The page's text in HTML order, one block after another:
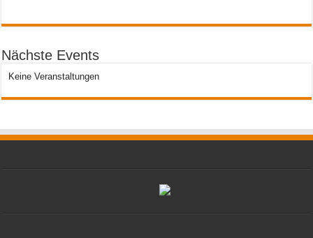
Nächste Events
Keine Veranstaltungen